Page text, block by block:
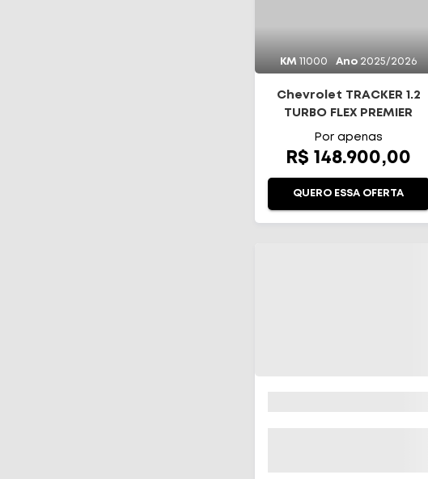
KM 11000 Ano 2025/2026
Chevrolet TRACKER 1.2
TURBO FLEX PREMIER
AUTOMÁTICO
Por apenas
R$ 148.900,00
QUERO ESSA OFERTA